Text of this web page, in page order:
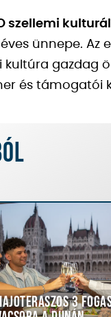
szellemi
ünnepe. Az
gazdag
és támogatói
3